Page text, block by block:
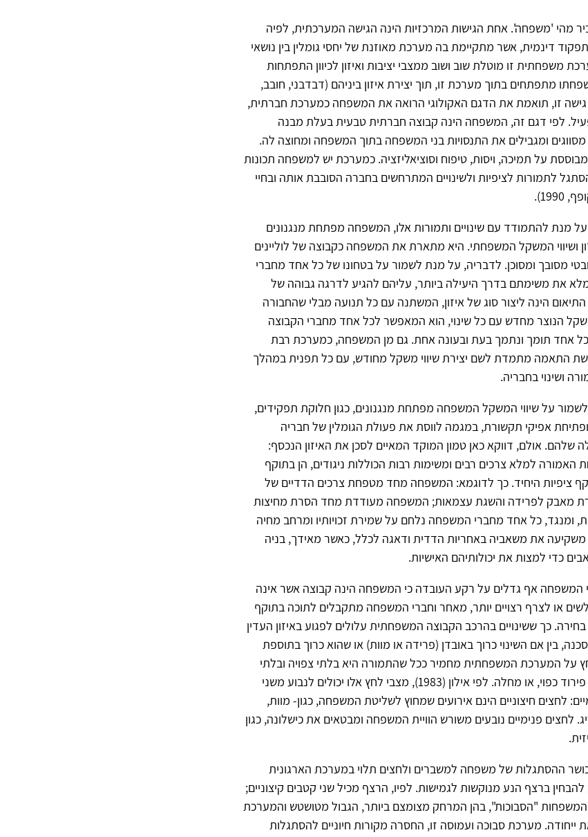
מהי 'משפחה'. אחת הגישות המרכזיות הינה הגישה המערכתית, לפיה
דינמית, אשר מתקיימת בה מערכת מאוזנת של יחסי גומלין בין נושאי
משפחתית זו מוטלת שוב ושוב ממצבי יציבות ואיזון לכיוון התפתחות
מתפתחים בתוך מערכת זו, תוך יצירת איזון ביניהם (דבדבני, חובב,
ורמות, 1997). גישה זו, תואמת את הדגם האקולוגי הרואה את המשפחה כמערכת חברתית,
לפי דגם זה, המשפחה הינה קבוצה חברתית טבעית בעלת מבנה
מסווגים ומגבילים את התנסויות בני המשפחה בתוך המשפחה ומחוצה לה.
על תמיכה, ויסות, טיפוח וסוציאליזציה. כמערכת יש למשפחה תכונות
לתמורות לציפיות ולשינויים המתרחשים בחברה הסובבת אותה ובחיי
טוענת כי על מנת להתמודד עם שינויים ותמורות אלו, המשפחה מפתחת מנגנונים
ושיווי המשקל המשפחתי. היא מתארת את המשפחה כקבוצה של לוליינים
מסובך ומסוכן. לדבריה, על מנת לשמור על בטחונו של כל אחד מחברי
את משימתם בדרך היעילה ביותר, עליהם להגיע לדרגה גבוהה של
הינה ליצור סוג של איזון, המשתנה עם כל תנועה מבלי שהחבורה
הנוצר מחדש עם כל שינוי, הוא המאפשר לכל אחד מחברי הקבוצה
אחד תומך ונתמך בעת ובעונה אחת. גם מן המשפחה, כמערכת רבת
התאמה מתמדת לשם יצירת שיווי משקל מחודש, עם כל תפנית במהלך
ושינוי בחבריה.
(1983), כדי לשמור על שיווי המשקל המשפחה מפתחת מנגנונים, כגון חלוקת תפקידים,
אפיקי תקשורת, במגמה לווסת את פעולת הגומלין של חבריה
שלהם. אולם, דווקא כאן טמון המוקד המאיים לסכן את האיזון הנכסף:
למלא צרכים רבים ומשימות רבות הכוללות ניגודים, הן בתוקף
ציפיות היחיד. כך לדוגמא: המשפחה מחד מטפחת צרכים הדדיים של
מאבק לפרידה והשגת עצמאות; המשפחה מעודדת מחד הסרת מחיצות
ומנגד, כל אחד מחברי המשפחה נלחם על שמירת זכויותיו ומרחב מחיה
את משאביה באחריות הדדית ודאגה לכלל, כאשר מאידך, בניה
כדי למצות את יכולותיהם האישיות.
(1983), קשיי המשפחה אף גדלים על רקע העובדה כי המשפחה הינה קבוצה אשר אינה
או לצרף רצויים יותר, מאחר וחברי המשפחה מתקבלים לתוכה בתוקף
כך ששינויים בהרכב הקבוצה המשפחתית עלולים לפגוע באיזון העדין
בין אם השינוי כרוך באובדן (פרידה או מוות) או שהוא כרוך בתוספת
על המערכת המשפחתית מחמיר ככל שהתמורה היא בלתי צפויה ובלתי
רצויה, כמו במקרה של פירוד כפוי, או מחלה. לפי אילון (1983), מצבי לחץ אלו יכולים לנבוע משני
לחצים חיצוניים הינם אירועים שמחוץ לשליטת המשפחה, כגון- מוות,
לחצים פנימיים נובעים משורש הוויית המשפחה ומבטאים את כישלונה, כגון
טען כי כושר ההסתגלות של משפחה למשברים ולחצים תלוי במערכת הארגונית
ברצף הנע מנוקשות לגמישות. לפיו, הרצף מכיל שני קטבים קיצוניים;
"הסבוכות", בהן המרחק מצומצם ביותר, הגבול מטושטש והמערכת
מערכת סבוכה ועמוסה זו, החסרה מקורות חיוניים להסתגלות